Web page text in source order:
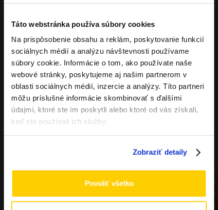
Táto webstránka používa súbory cookies
Na prispôsobenie obsahu a reklám, poskytovanie funkcií
sociálnych médií a analýzu návštevnosti používame
súbory cookie. Informácie o tom, ako používate naše
webové stránky, poskytujeme aj našim partnerom v
oblasti sociálnych médií, inzercie a analýzy. Títo partneri
môžu príslušné informácie skombinovať s ďalšími
údajmi, ktoré ste im poskytli alebo ktoré od vás získali,
keď ste používali ich služby.
Zobraziť detaily
Povoliť všetko
Overenie veku
Musíte mať aspoň18rokov pre vstup.
ÁNO
NIE